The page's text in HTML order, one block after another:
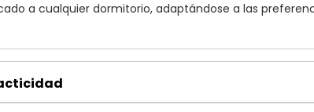
a cualquier dormitorio, adaptándose a las